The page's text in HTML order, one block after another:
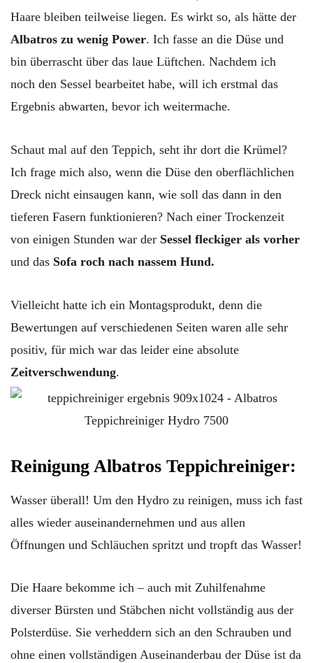
Haare bleiben teilweise liegen. Es wirkt so, als hätte der
Albatros zu wenig Power. Ich fasse an die Düse und
bin überrascht über das laue Lüftchen. Nachdem ich
noch den Sessel bearbeitet habe, will ich erstmal das
Ergebnis abwarten, bevor ich weitermache.
Schaut mal auf den Teppich, seht ihr dort die Krümel?
Ich frage mich also, wenn die Düse den oberflächlichen
Dreck nicht einsaugen kann, wie soll das dann in den
tieferen Fasern funktionieren? Nach einer Trockenzeit
von einigen Stunden war der Sessel fleckiger als vorher
und das Sofa roch nach nassem Hund.
Vielleicht hatte ich ein Montagsprodukt, denn die
Bewertungen auf verschiedenen Seiten waren alle sehr
positiv, für mich war das leider eine absolute
Zeitverschwendung.
Reinigung Albatros Teppichreiniger:
Wasser überall! Um den Hydro zu reinigen, muss ich fast
alles wieder auseinandernehmen und aus allen
Öffnungen und Schläuchen spritzt und tropft das Wasser!
Die Haare bekomme ich – auch mit Zuhilfenahme
diverser Bürsten und Stäbchen nicht vollständig aus der
Polsterdüse. Sie verheddern sich an den Schrauben und
ohne einen vollständigen Auseinanderbau der Düse ist da